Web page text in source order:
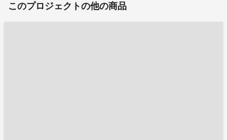
このプロジェクトの他の商品